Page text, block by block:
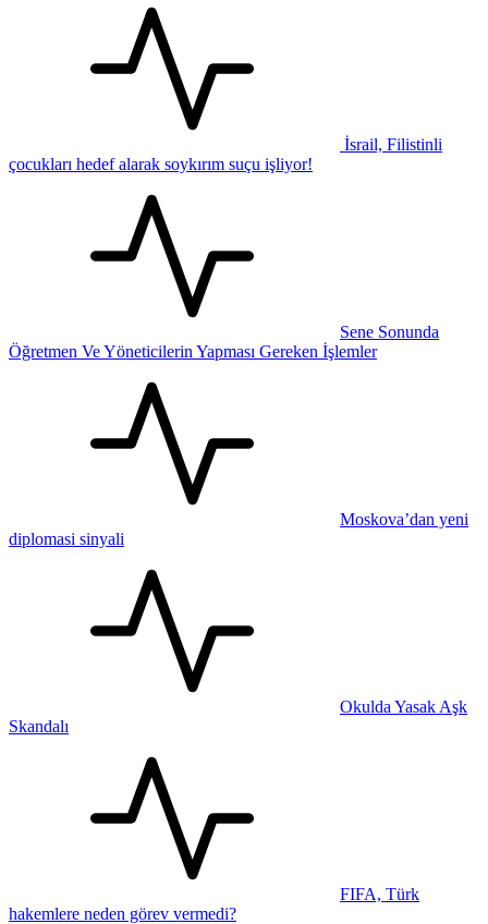
İsrail, Filistinli
çocukları hedef alarak soykırım suçu işliyor!
Sene Sonunda
Öğretmen Ve Yöneticilerin Yapması Gereken İşlemler
Moskova’dan yeni
diplomasi sinyali
Okulda Yasak Aşk
Skandalı
FIFA, Türk
hakemlere neden görev vermedi?